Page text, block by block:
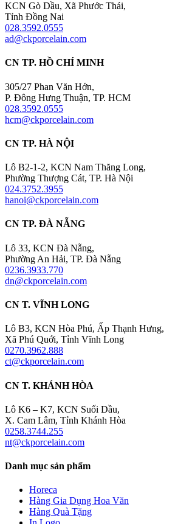
KCN Gò Dầu, Xã Phước Thái,
Tỉnh Đồng Nai
028.3592.0555
ad@ckporcelain.com
CN TP. HỒ CHÍ MINH
305/27 Phan Văn Hớn,
P. Đông Hưng Thuận, TP. HCM
028.3592.0555
hcm@ckporcelain.com
CN TP. HÀ NỘI
Lô B2-1-2, KCN Nam Thăng Long,
Phường Thượng Cát, TP. Hà Nội
024.3752.3955
hanoi@ckporcelain.com
CN TP. ĐÀ NẴNG
Lô 33, KCN Đà Nẵng,
Phường An Hải, TP. Đà Nẵng
0236.3933.770
dn@ckporcelain.com
CN T. VĨNH LONG
Lô B3, KCN Hòa Phú, Ấp Thạnh Hưng,
Xã Phú Quới, Tỉnh Vĩnh Long
0270.3962.888
ct@ckporcelain.com
CN T. KHÁNH HÒA
Lô K6 – K7, KCN Suối Dầu,
X. Cam Lâm, Tỉnh Khánh Hòa
0258.3744.255
nt@ckporcelain.com
Danh mục sản phẩm
Horeca
Hàng Gia Dụng Hoa Văn
Hàng Quà Tặng